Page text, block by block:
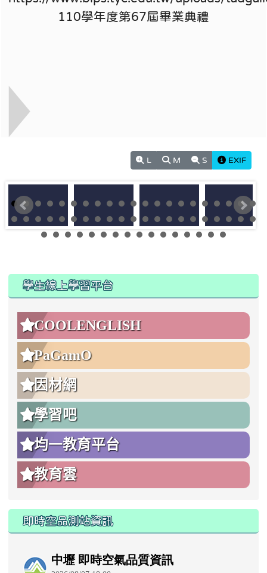
L M S EXIF
學生線上學習平台
COOLENGLISH
PaGamO
因材網
學習吧
均一教育平台
教育雲
即時空品測站資訊